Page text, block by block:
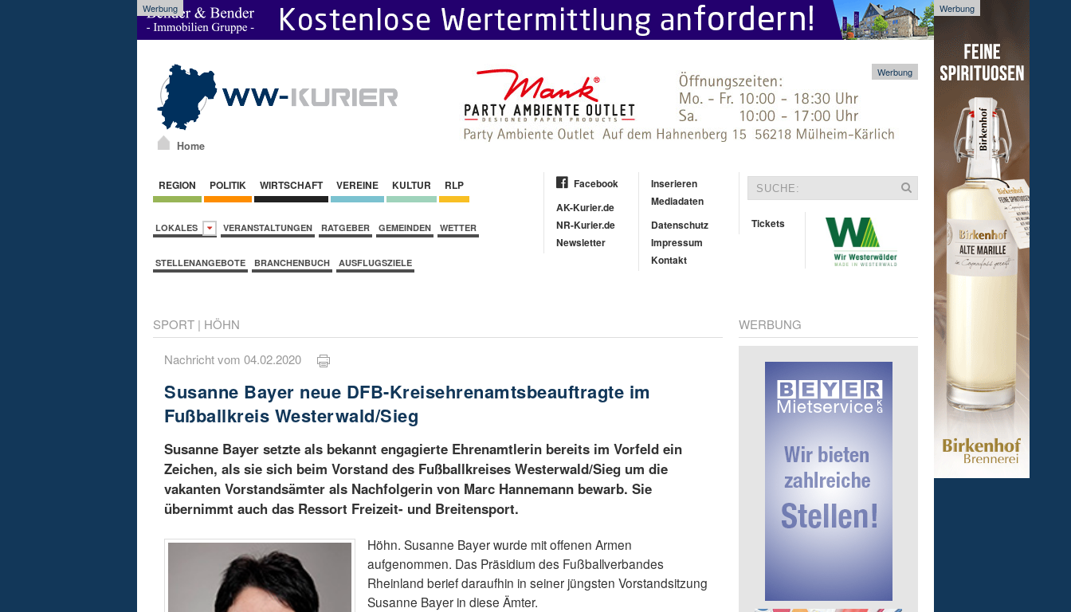
Werbung Werbung
Home
Werbung
REGION POLITIK WIRTSCHAFT VEREINE KULTUR RLP
LOKALES VERANSTALTUNGEN RATGEBER GEMEINDEN WETTER
STELLENANGEBOTE BRANCHENBUCH AUSFLUGSZIELE
Facebook
AK-Kurier.de
NR-Kurier.de
Newsletter
Inserieren
Mediadaten
Datenschutz
Impressum
Kontakt
Tickets
SPORT | HÖHN
Nachricht vom 04.02.2020
Susanne Bayer neue DFB-Kreisehrenamtsbeauftragte im
Fußballkreis Westerwald/Sieg
Susanne Bayer setzte als bekannt engagierte Ehrenamtlerin bereits im Vorfeld ein
Zeichen, als sie sich beim Vorstand des Fußballkreises Westerwald/Sieg um die
vakanten Vorstandsämter als Nachfolgerin von Marc Hannemann bewarb. Sie
übernimmt auch das Ressort Freizeit- und Breitensport.
Höhn. Susanne Bayer wurde mit offenen Armen
aufgenommen. Das Präsidium des Fußballverbandes
Rheinland berief daraufhin in seiner jüngsten Vorstandsitzung
Susanne Bayer in diese Ämter.
WERBUNG